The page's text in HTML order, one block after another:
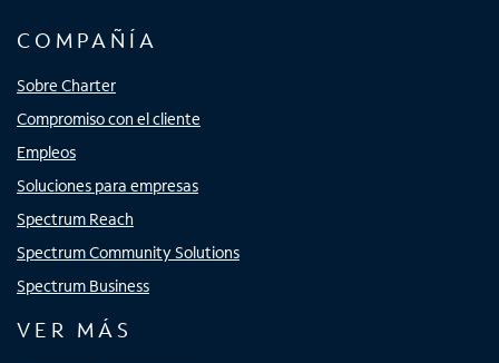
COMPAÑÍA
Sobre Charter
Compromiso con el cliente
Empleos
Soluciones para empresas
Spectrum Reach
Spectrum Community Solutions
Spectrum Business
VER MÁS